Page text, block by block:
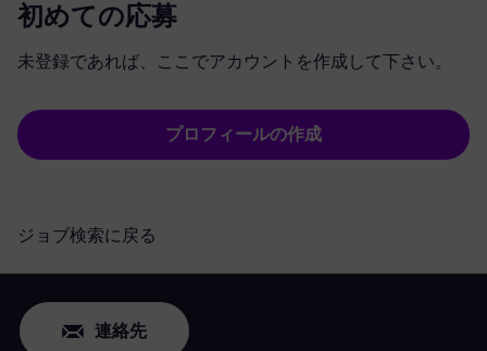
初めての応募
未登録であれば、ここでアカウントを作成して下さい。
プロフィールの作成
ジョブ検索に戻る
連絡先